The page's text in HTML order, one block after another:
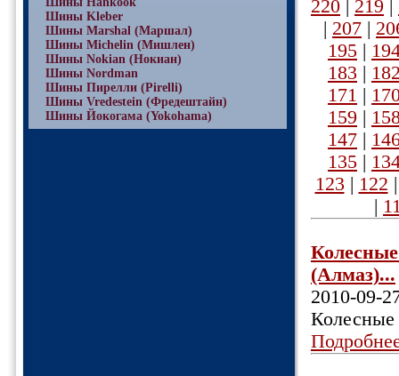
Шины Kleber
Шины Marshal (Маршал)
Шины Michelin (Мишлен)
Шины Nokian (Нокиан)
Шины Nordman
Шины Пирелли (Pirelli)
Шины Vredestein (Фредештайн)
Шины Йокогама (Yokohama)
220 | 219 |
| 207 |
195 |
183 |
171 |
159 |
147 |
135 |
123 | 122
|
(Алмаз)...
2010-09-
Колесные